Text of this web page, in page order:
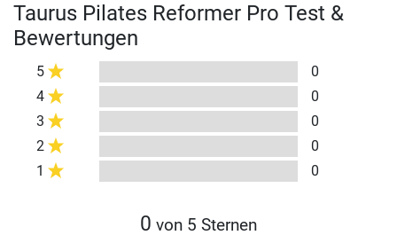
Taurus Pilates Reformer Pro Test &
Bewertungen
5
0
4
0
3
0
2
0
1
0
0 von 5 Sternen